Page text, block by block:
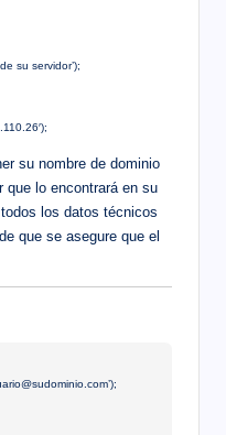
su servidor’);
su nombre de dominio
lo encontrará en su
los datos técnicos
que se asegure que el